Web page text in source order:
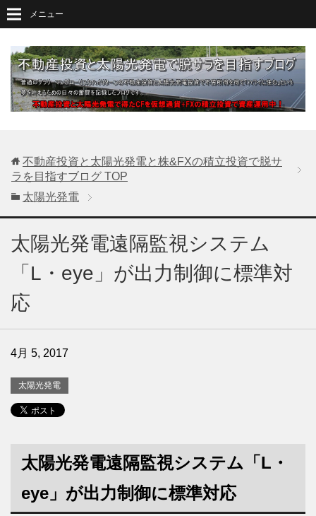
メニュー
不動産投資と太陽光発電と株&FXの積立投資で脱サ
ラを目指すブログ TOP
太陽光発電
太陽光発電遠隔監視システム
「L・eye」が出力制御に標準対
応
4月 5, 2017
太陽光発電
太陽光発電遠隔監視システム「L・
eye」が出力制御に標準対応